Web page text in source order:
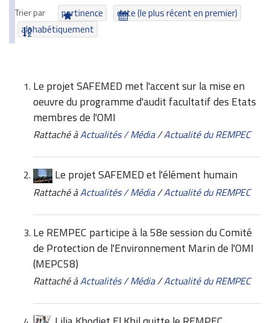
Trier par pertinence
date (le plus récent en premier)
alphabétiquement
Le projet SAFEMED met l'accent sur la mise en
oeuvre du programme d'audit facultatif des Etats
membres de l'OMI
Rattaché àActualités / Média/Actualité du REMPEC
Le projet SAFEMED et l'élément humain
Rattaché àActualités / Média/Actualité du REMPEC
Le REMPEC participe à la 58e session du Comité
de Protection de l'Environnement Marin de l'OMI
(MEPC58)
Rattaché àActualités / Média/Actualité du REMPEC